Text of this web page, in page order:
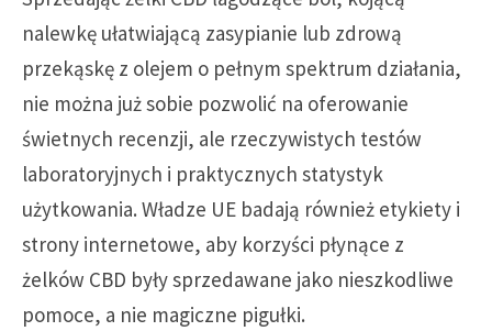
nalewkę ułatwiającą zasypianie lub zdrową
przekąskę z olejem o pełnym spektrum działania,
nie można już sobie pozwolić na oferowanie
świetnych recenzji, ale rzeczywistych testów
laboratoryjnych i praktycznych statystyk
użytkowania. Władze UE badają również etykiety i
strony internetowe, aby korzyści płynące z
żelków CBD były sprzedawane jako nieszkodliwe
pomoce, a nie magiczne pigułki.